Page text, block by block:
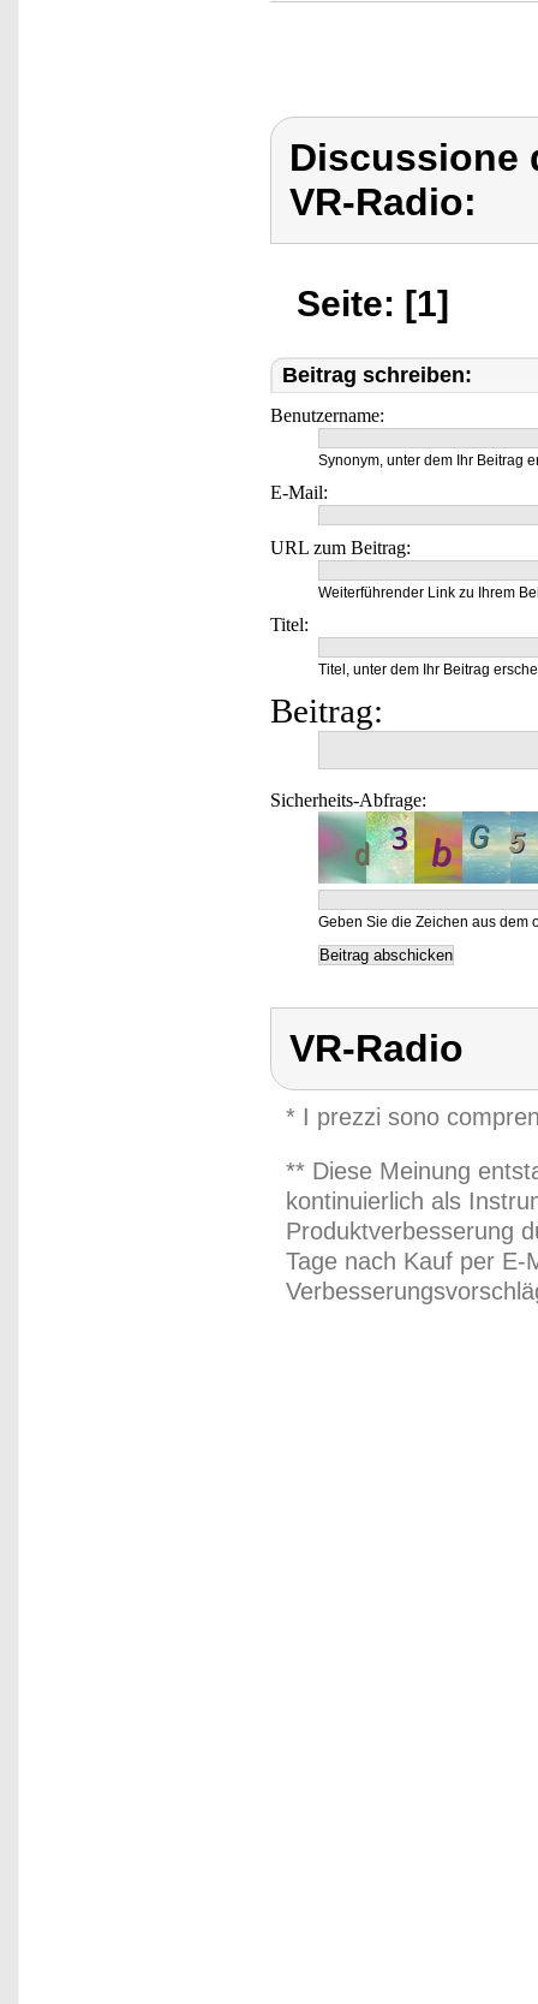
Discussione
VR-Radio:
Seite: [1]
Beitrag schreiben:
Benutzername:
Synonym, unter dem Ihr Beitrag
E-Mail:
URL zum Beitrag:
Weiterführender Link zu Ihrem
Titel:
Titel, unter dem Ihr Beitrag
Beitrag:
Sicherheits-Abfrage:
Geben Sie die Zeichen aus dem
VR-Radio
* I prezzi sono
** Diese Meinung
kontinuierlich als
Produktverbesserung
Tage nach Kauf per E-